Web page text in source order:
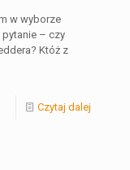
w wyborze
– czy
Któż z
Czytaj dalej